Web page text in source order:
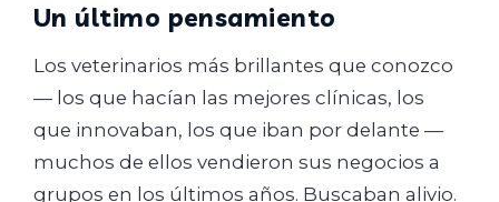
Un último pensamiento
Los veterinarios más brillantes que conozco
— los que hacían las mejores clínicas, los
que innovaban, los que iban por delante —
muchos de ellos vendieron sus negocios a
grupos en los últimos años. Buscaban alivio.